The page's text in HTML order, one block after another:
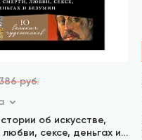
руб.
об искусстве,
сексе, деньгах и